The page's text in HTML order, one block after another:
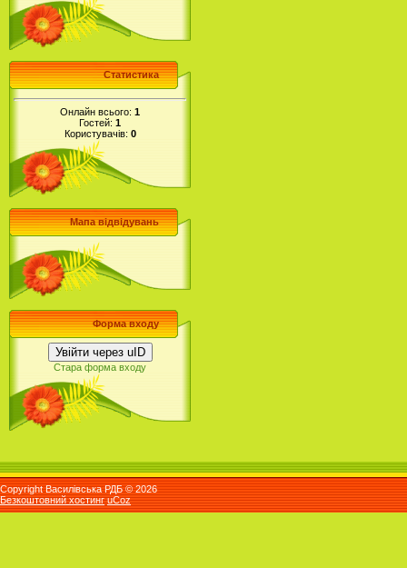
Статистика
Онлайн всього: 1
Гостей: 1
Користувачів: 0
Мапа відвідувань
Форма входу
Увійти через uID
Стара форма входу
Copyright Василівська РДБ © 2026
Безкоштовний хостинг uCoz